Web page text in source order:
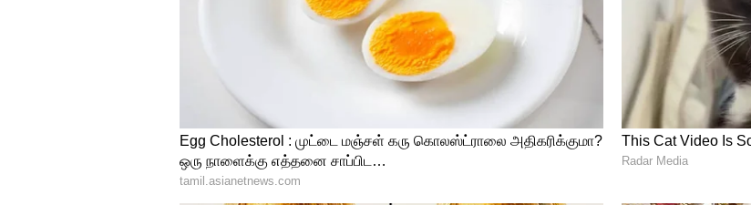
மதிப்பிடப்பட்டுள்ளது. மத்திய நிதிஅமைச்சகம் செப்டம்பர் மாத அறிக்கையில்,
வேலையின்மை குறித்து ஒரு வார்த்தைகூட குறிப்பிடவில்லை
இவ்வாறு ப.சிதம்பரம் தெரிவித்துள்ளார்